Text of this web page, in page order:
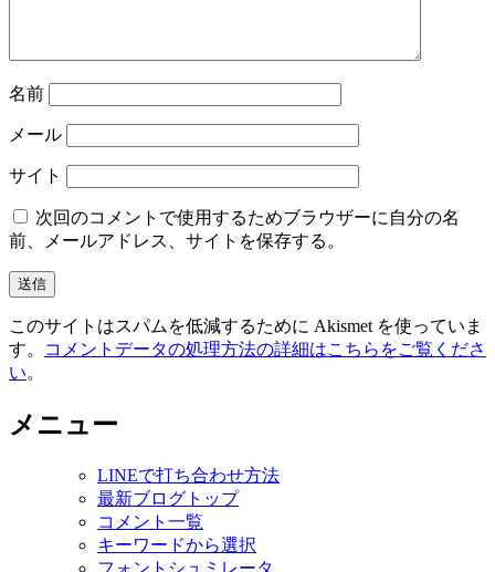
名前
メール
サイト
次回のコメントで使用するためブラウザーに自分の名
前、メールアドレス、サイトを保存する。
このサイトはスパムを低減するために Akismet を使っていま
す。
コメントデータの処理方法の詳細はこちらをご覧くださ
い。
メニュー
LINEで打ち合わせ方法
最新ブログトップ
コメント一覧
キーワードから選択
フォントシュミレータ